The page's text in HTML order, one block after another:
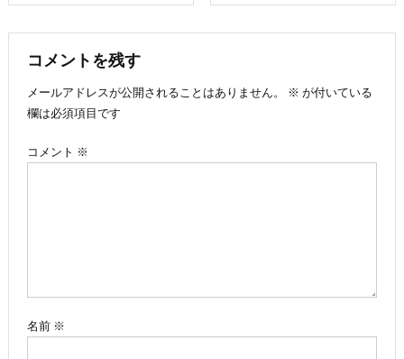
稿
ナ
ビ
ゲ
コメントを残す
メールアドレスが公開されることはありません。
※ が付いている
欄は必須項目です
コメント ※
名前 ※